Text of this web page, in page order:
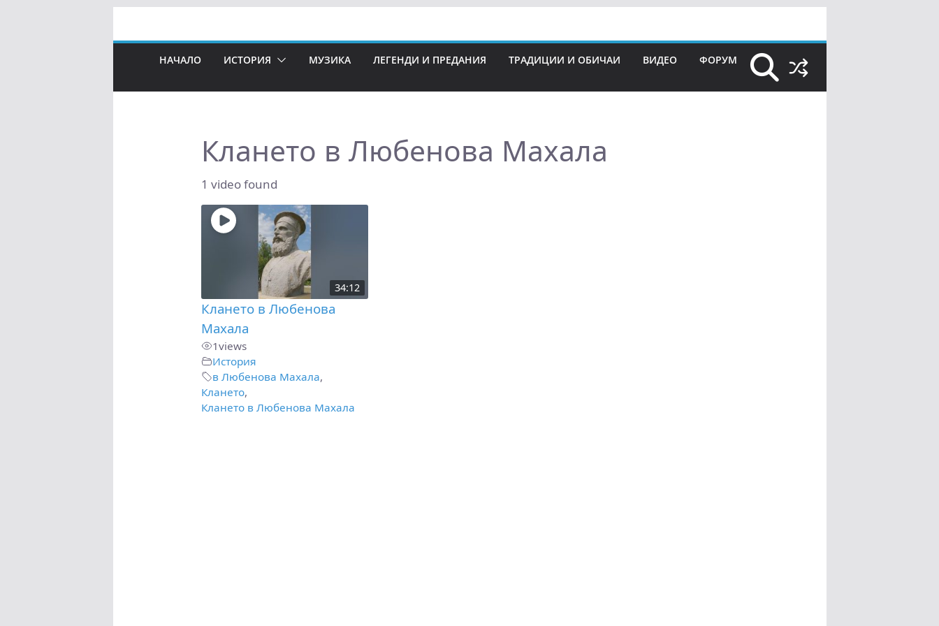
НАЧАЛО ИСТОРИЯ МУЗИКА ЛЕГЕНДИ И ПРЕДАНИЯ ТРАДИЦИИ И ОБИЧАИ ВИДЕО ФОРУМ
Клането в Любенова Махала
1 video found
34:12
Клането в Любенова
Махала
1views
История
в Любенова Махала,
Клането,
Клането в Любенова Махала